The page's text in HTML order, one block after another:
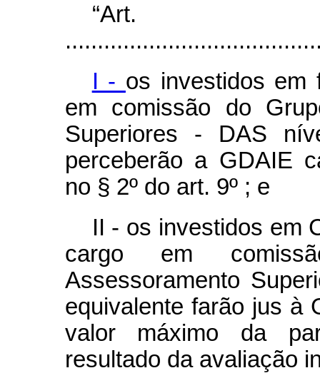
I - os investidos em
em comissão do
Superiores - DAS
perceberão a GDAIE
no § 2º do art. 9º ; e
II - os investidos em
cargo em
Assessoramento
equivalente farão jus à
valor máximo da
resultado da avaliação